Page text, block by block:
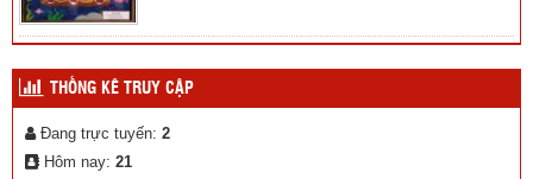
THỐNG KÊ TRUY CẬP
Đang trực tuyến: 2
Hôm nay: 21